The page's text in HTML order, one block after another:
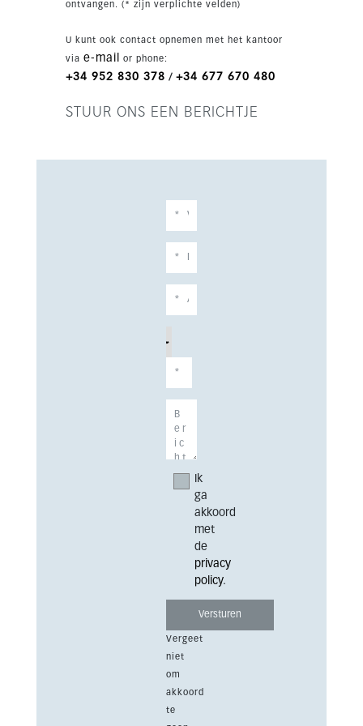
strand, restaurants, winkels en voorzieningen op
woning of investering.
ontvangen. (* zijn verplichte velden)
U kunt ook contact opnemen met het kantoor
via e-mail or phone:
+34 952 830 378 / +34 677 670 480
STUUR ONS EEN BERICHTJE
Ik
ga
akkoord
met
de
privacy
policy.
Vergeet
niet
om
akkoord
te